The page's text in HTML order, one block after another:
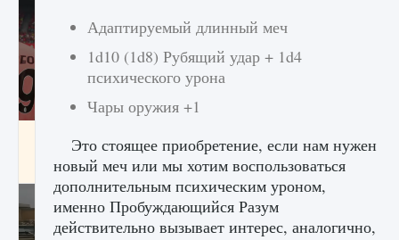
Входят ли «Милан» и «Интер» в EA FC 25
9 августа 2024 2 064 0 1
Адаптируемый длинный меч
1d10 (1d8) Рубящий удар + 1d4
психического урона
Чары оружия +1
Это стоящее приобретение, если нам нужен
новый меч или мы хотим воспользоваться
дополнительным психическим уроном,
именно Пробуждающийся Разум
действительно вызывает интерес, аналогично,